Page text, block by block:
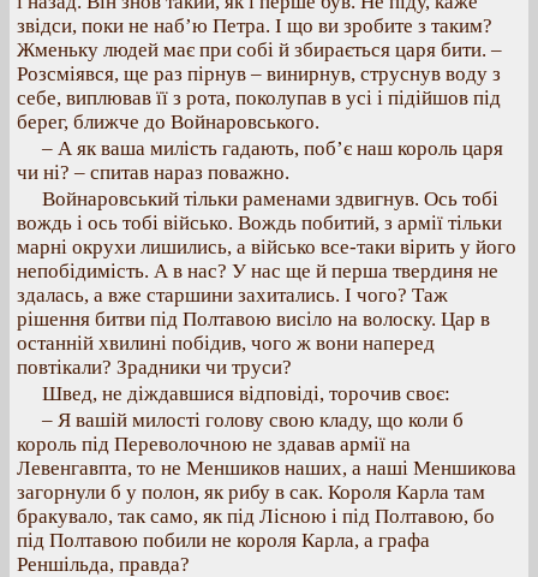
звідси, поки не наб’ю Петра. І що ви зробите з таким?
Жменьку людей має при собі й збирається царя бити. –
Розсміявся, ще раз пірнув – винирнув, струснув воду з
себе, виплював її з рота, поколупав в усі і підійшов під
берег, ближче до Войнаровського.
– А як ваша милість гадають, поб’є наш король царя
чи ні? – спитав нараз поважно.
Войнаровський тільки раменами здвигнув. Ось тобі
вождь і ось тобі військо. Вождь побитий, з армії тільки
марні окрухи лишились, а військо все-таки вірить у його
непобідимість. А в нас? У нас ще й перша твердиня не
здалась, а вже старшини захитались. І чого? Таж
рішення битви під Полтавою висіло на волоску. Цар в
останній хвилині побідив, чого ж вони наперед
повтікали? Зрадники чи труси?
Швед, не діждавшися відповіді, торочив своє:
– Я вашій милості голову свою кладу, що коли б
король під Переволочною не здавав армії на
Левенгавпта, то не Меншиков наших, а наші Меншикова
загорнули б у полон, як рибу в сак. Короля Карла там
бракувало, так само, як під Лісною і під Полтавою, бо
під Полтавою побили не короля Карла, а графа
Реншільда, правда?